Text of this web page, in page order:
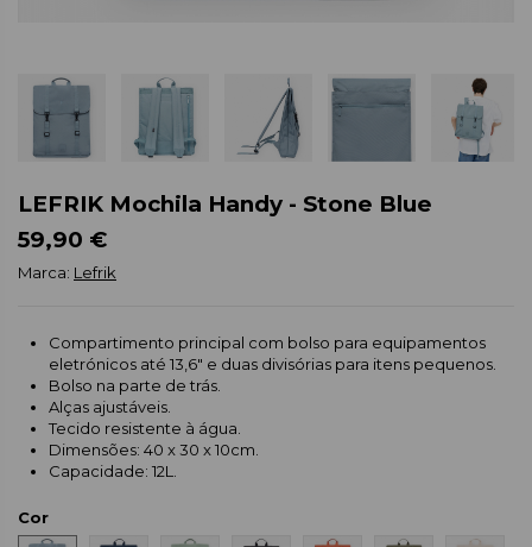
LEFRIK Mochila Handy - Stone Blue
59,90 €
Marca: Lefrik
Compartimento principal com bolso para equipamentos
eletrónicos até 13,6" e duas divisórias para itens pequenos.
Bolso na parte de trás.
Alças ajustáveis.
Tecido resistente à água.
Dimensões: 40 x 30 x 10cm.
Capacidade: 12L.
Cor